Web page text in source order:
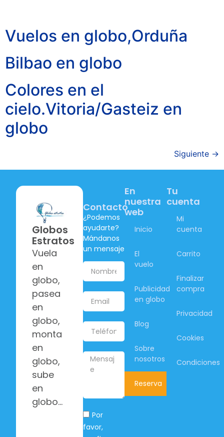
Vuelos en globo,Orduña
Bilbao en globo
Colores en el
cielo.Vitoria/Gasteiz en
globo
Siguiente →
Globos
Estratos
Vuela
en
globo,
pasea
en
globo,
monta
en
globo,
sube
en
globo…
En
nuestra
web
Inicio
El
vuelo
Publicidad
en globo
Blog
Sobre
nosotros
Reserva
Tu
cuenta
Mi
cuenta
Carrito
Finalizar
compra
Privacidad
Cookies
Condiciones
Contacto
¿Podemos
ayudarte?
Mándanos
un mensaje
Por
favor,